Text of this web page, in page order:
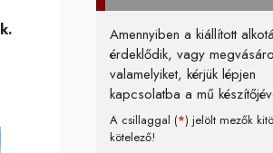
Amennyiben a kiállított
érdeklődik, vagy
valamelyiket, kérjük lépjen
kapcsolatba a mű
A csillaggal (*) jelölt mezők
kötelező!